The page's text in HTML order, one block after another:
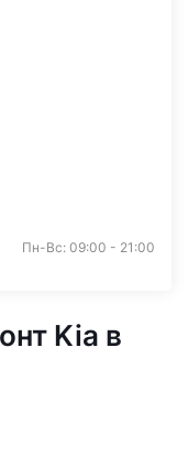
Пн-Вс: 09:00 - 21:00
Kia в